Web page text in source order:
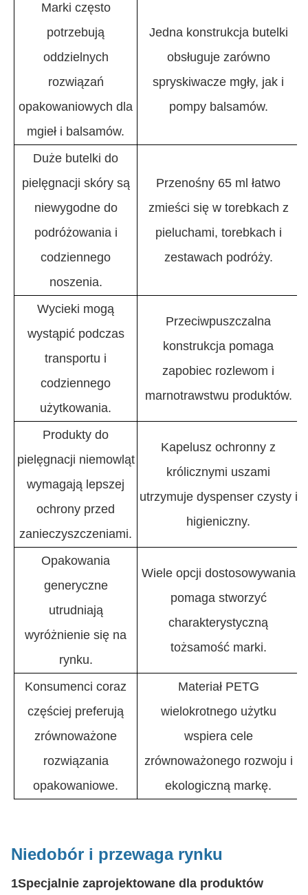
Marki często
potrzebują
oddzielnych
rozwiązań
opakowaniowych dla
mgieł i balsamów.
Jedna konstrukcja butelki
obsługuje zarówno
spryskiwacze mgły, jak i
pompy balsamów.
Duże butelki do
pielęgnacji skóry są
niewygodne do
podróżowania i
codziennego
noszenia.
Przenośny 65 ml łatwo
zmieści się w torebkach z
pieluchami, torebkach i
zestawach podróży.
Wycieki mogą
wystąpić podczas
transportu i
codziennego
użytkowania.
Przeciwpuszczalna
konstrukcja pomaga
zapobiec rozlewom i
marnotrawstwu produktów.
Produkty do
pielęgnacji niemowląt
wymagają lepszej
ochrony przed
zanieczyszczeniami.
Kapelusz ochronny z
królicznymi uszami
utrzymuje dyspenser czysty i
higieniczny.
Opakowania
generyczne
utrudniają
wyróżnienie się na
rynku.
Wiele opcji dostosowywania
pomaga stworzyć
charakterystyczną
tożsamość marki.
Konsumenci coraz
częściej preferują
zrównoważone
rozwiązania
opakowaniowe.
Materiał PETG
wielokrotnego użytku
wspiera cele
zrównoważonego rozwoju i
ekologiczną markę.
Niedobór i przewaga rynku
1Specjalnie zaprojektowane dla produktów